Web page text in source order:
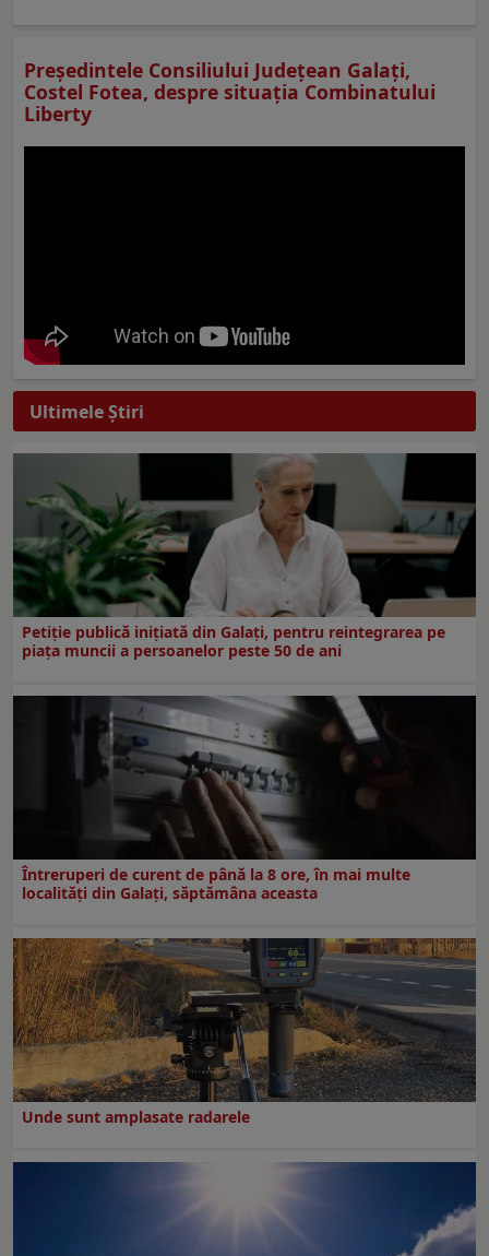
Preşedintele Consiliului Judeţean Galaţi,
Costel Fotea, despre situaţia Combinatului
Liberty
Ultimele Ştiri
Petiție publică inițiată din Galați, pentru reintegrarea pe
piața muncii a persoanelor peste 50 de ani
Întreruperi de curent de până la 8 ore, în mai multe
localități din Galați, săptămâna aceasta
Unde sunt amplasate radarele